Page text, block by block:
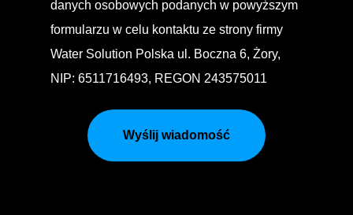
danych osobowych podanych w powyższym
formularzu w celu kontaktu ze strony firmy
Water Solution Polska ul. Boczna 6, Żory,
NIP: 6511716493, REGON 243575011
Wyślij wiadomość